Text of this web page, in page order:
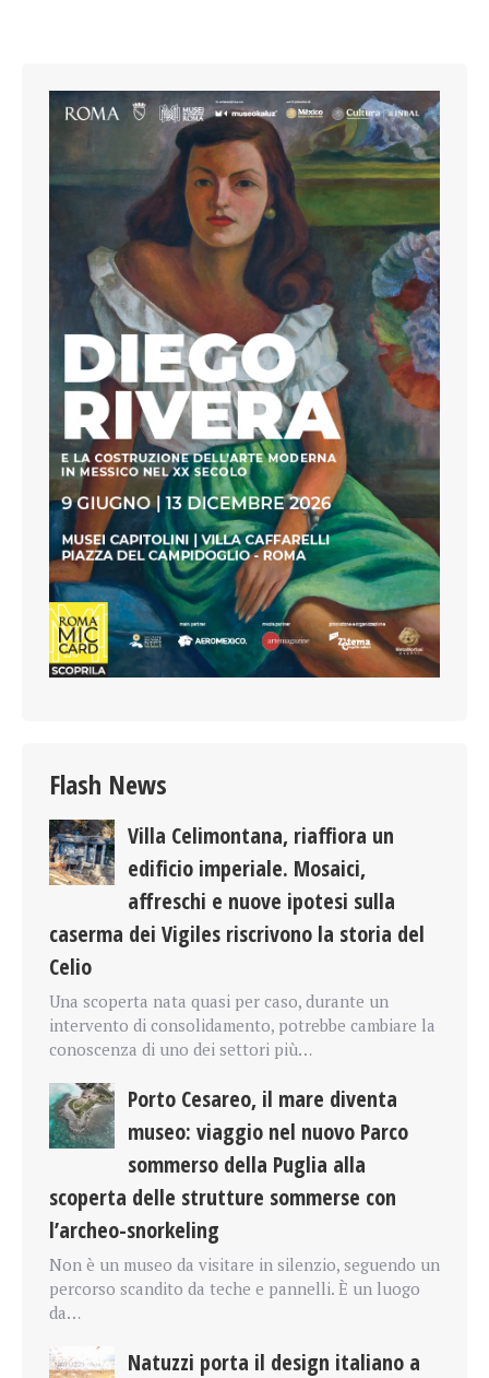
Flash News
Villa Celimontana, riaffiora un
edificio imperiale. Mosaici,
affreschi e nuove ipotesi sulla
caserma dei Vigiles riscrivono la storia del
Celio
Una scoperta nata quasi per caso, durante un
intervento di consolidamento, potrebbe cambiare la
conoscenza di uno dei settori più…
Porto Cesareo, il mare diventa
museo: viaggio nel nuovo Parco
sommerso della Puglia alla
scoperta delle strutture sommerse con
l’archeo-snorkeling
Non è un museo da visitare in silenzio, seguendo un
percorso scandito da teche e pannelli. È un luogo
da…
Natuzzi porta il design italiano a